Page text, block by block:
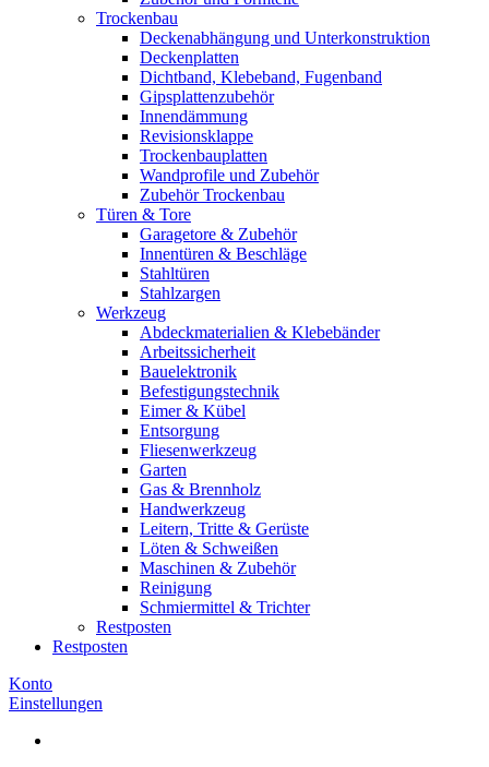
Trockenbau
Deckenabhängung und Unterkonstruktion
Deckenplatten
Dichtband, Klebeband, Fugenband
Gipsplattenzubehör
Innendämmung
Revisionsklappe
Trockenbauplatten
Wandprofile und Zubehör
Zubehör Trockenbau
Türen & Tore
Garagetore & Zubehör
Innentüren & Beschläge
Stahltüren
Stahlzargen
Werkzeug
Abdeckmaterialien & Klebebänder
Arbeitssicherheit
Bauelektronik
Befestigungstechnik
Eimer & Kübel
Entsorgung
Fliesenwerkzeug
Garten
Gas & Brennholz
Handwerkzeug
Leitern, Tritte & Gerüste
Löten & Schweißen
Maschinen & Zubehör
Reinigung
Schmiermittel & Trichter
Restposten
Restposten
Konto
Einstellungen